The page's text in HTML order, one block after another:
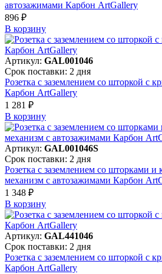
автозажимами Карбон ArtGallery
896 ₽
В корзинy
Артикул: GAL001046
Срок поставки: 2 дня
Розетка с заземлением со шторкой с
Карбон ArtGallery
1 281 ₽
В корзинy
Артикул: GAL001046S
Срок поставки: 2 дня
Розетка с заземлением со шторками
механизм с автозажимами Карбон
1 348 ₽
В корзинy
Артикул: GAL441046
Срок поставки: 2 дня
Розетка с заземлением со шторкой с
Карбон ArtGallery